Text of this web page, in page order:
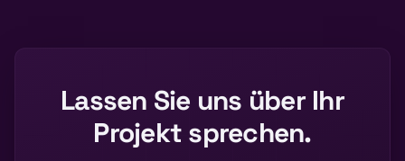
Lassen Sie uns über Ihr
Projekt sprechen.